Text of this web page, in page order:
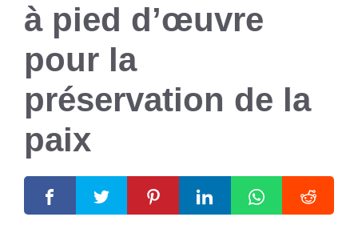
à pied d’œuvre
pour la
préservation de la
paix